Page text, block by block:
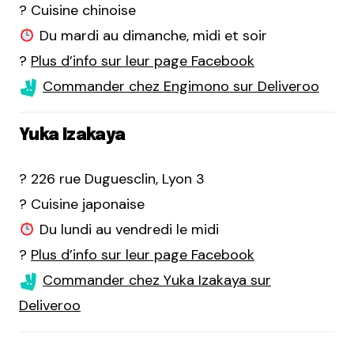
? Cuisine chinoise
Du mardi au dimanche, midi et soir
? Plus d’info sur leur page Facebook
Commander chez Engimono sur Deliveroo
Yuka Izakaya
? 226 rue Duguesclin, Lyon 3
? Cuisine japonaise
Du lundi au vendredi le midi
? Plus d’info sur leur page Facebook
Commander chez Yuka Izakaya sur
Deliveroo